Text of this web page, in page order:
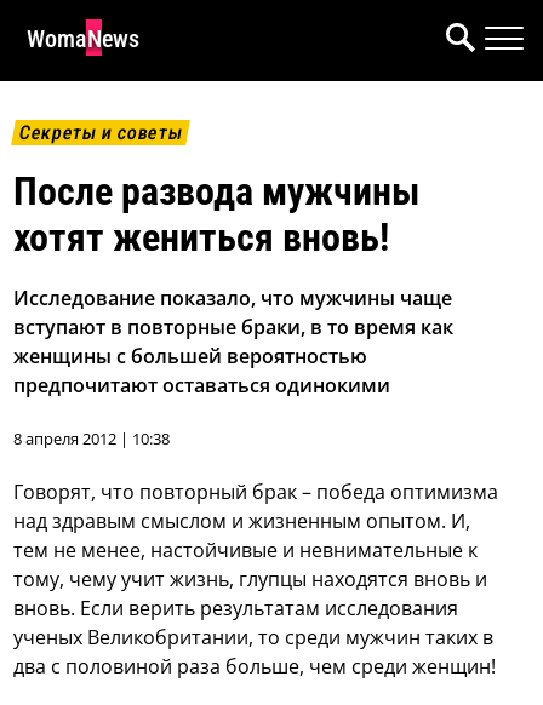
WomaNews
Секреты и советы
После развода мужчины
хотят жениться вновь!
Исследование показало, что мужчины чаще
вступают в повторные браки, в то время как
женщины с большей вероятностью
предпочитают оставаться одинокими
8 апреля 2012 | 10:38
Говорят, что повторный брак – победа оптимизма
над здравым смыслом и жизненным опытом. И,
тем не менее, настойчивые и невнимательные к
тому, чему учит жизнь, глупцы находятся вновь и
вновь. Если верить результатам исследования
ученых Великобритании, то среди мужчин таких в
два с половиной раза больше, чем среди женщин!